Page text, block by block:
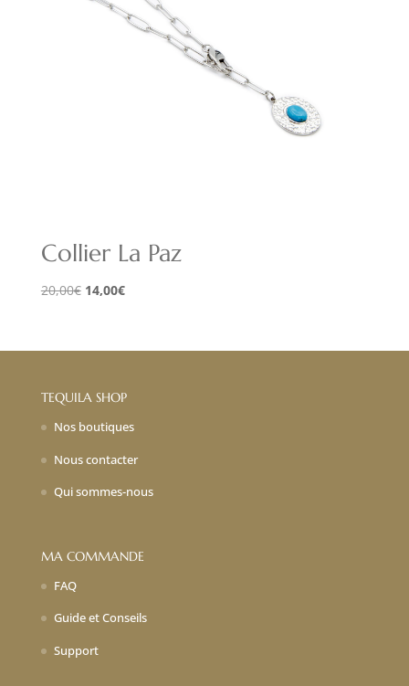
Collier La Paz
20,00€ Le
était :
14,00€Le
est :
TEQUILA SHOP
Nos boutiques
Nous contacter
Qui sommes-nous
MA COMMANDE
FAQ
Guide et Conseils
Support